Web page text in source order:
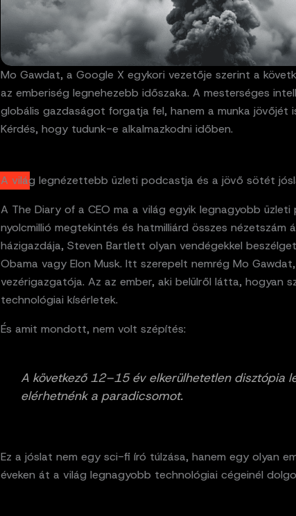
Mo Gawdat, a Google X egykori vezetője szerint a
az emberiség legnehezebb időszaka. A mesterséges
globális gazdaságot forgatja fel, hanem a munka jövőjét
Kérdés, hogy tudunk-e alkalmazkodni időben.
A világ legnézettebb üzleti podcastja és a jövő sötét
A The Diary of a CEO ma a világ egyik legnagyobb
nyolcmillió megtekintés és hatmilliárd összes nézetszám
házigazdája, Steven Bartlett olyan vendégekkel
Obama vagy Elon Musk. Itt szerepelt nemrég Mo
vezérigazgatója. Az az ember, aki belülről látta, hogyan
technológiai kísérletek.
És amit mondott, nem volt szépítés:
A következő 12–15 év elkerülhetetlen disztópia
elérhetnénk a paradicsomot.
Ez a jóslat nem egy sci-fi író túlzása, hanem egy olyan
éveken át a világ legnagyobb technológiai cégeinél